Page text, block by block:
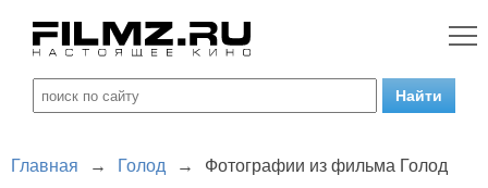
Главная → Голод → Фотографии из фильма Голод